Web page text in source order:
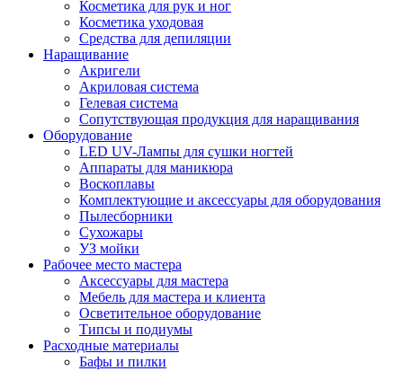
Косметика для рук и ног
Косметика уходовая
Средства для депиляции
Наращивание
Акригели
Акриловая система
Гелевая система
Сопутствующая продукция для наращивания
Оборудование
LED UV-Лампы для сушки ногтей
Аппараты для маникюра
Воскоплавы
Комплектующие и аксессуары для оборудования
Пылесборники
Сухожары
УЗ мойки
Рабочее место мастера
Аксессуары для мастера
Мебель для мастера и клиента
Осветительное оборудование
Типсы и подиумы
Расходные материалы
Бафы и пилки